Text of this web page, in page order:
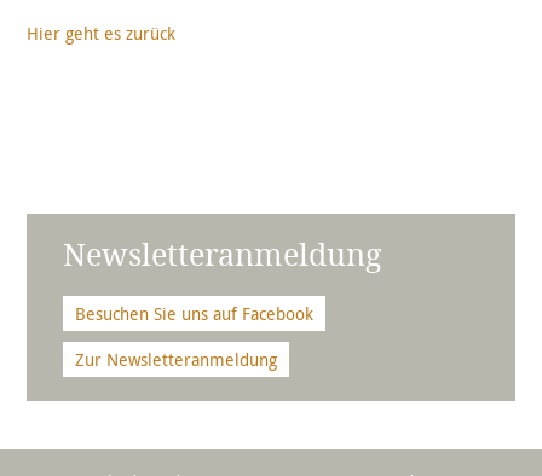
Hier geht es zurück
Newsletteranmeldung
Besuchen Sie uns auf Facebook
Zur Newsletteranmeldung